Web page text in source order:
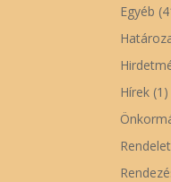
Egyéb
Hírek (1)